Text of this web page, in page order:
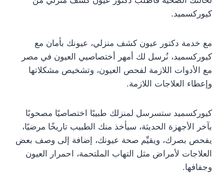
كيوركسميد.
مع خدمة دكتور عيون كشف منزلي، عيونك بأمان مع
كيوركسميد، نُرسل لك أمهر أختصاصيي العيون في مصر
مع الأدوات اللازمة لفحص العيون، وتشخيص مشكلاتها
وإعطاء العلاجات اللازمة.
كيوركسميد ستسرسل لمنزلك طبيبًا اختصاصيًا مصحوبًا
بآخر الأجهزة الحديثة، سيأخذ منك الطبيب تاريخًا مرضيًا،
يفحص بصرك، ويقيِّم صحة عيونك، إضافة إلى وصف بعض
العلاجات لأمراض مثل التهاب الملتحمة، احمرار العيون
وجفافها.